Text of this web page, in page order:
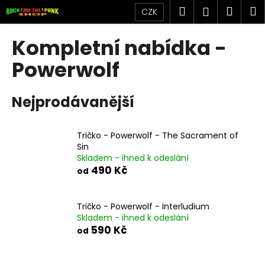
na
obsah
CZK Hledat
Kompletní nabídka -
Powerwolf
Nejprodávanější
Tričko - Powerwolf - The Sacrament of
Sin
Skladem - ihned k odeslání
od 490 Kč
Tričko - Powerwolf - Interludium
Skladem - ihned k odeslání
od 590 Kč
K
o
C
o
p
o